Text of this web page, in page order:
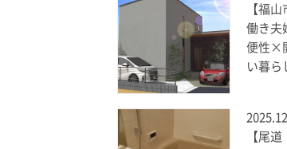
【福
働き夫
便性×
い暮ら
【尾